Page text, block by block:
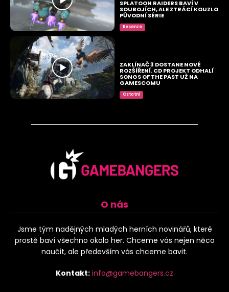
SPLATOON RAIDERS BAVÍ V
SOUBOJÍCH, ALE ZTRÁCÍ KOUZLO
PŮVODNÍ SÉRIE
Recenze
ZAKLÍNAČ 3 DOSTANE NOVÉ
ROZŠÍŘENÍ. CD PROJEKT ODHALÍ
SONGS OF THE PAST UŽ NA
GAMESCOMU
Ostatní
O nás
Jsme tým nadějných mladých herních novinářů, které
prostě baví všechno okolo her. Chceme vás nejen něco
naučit, ale především vás chceme bavit.
Kontakt: info@gamebangers.cz